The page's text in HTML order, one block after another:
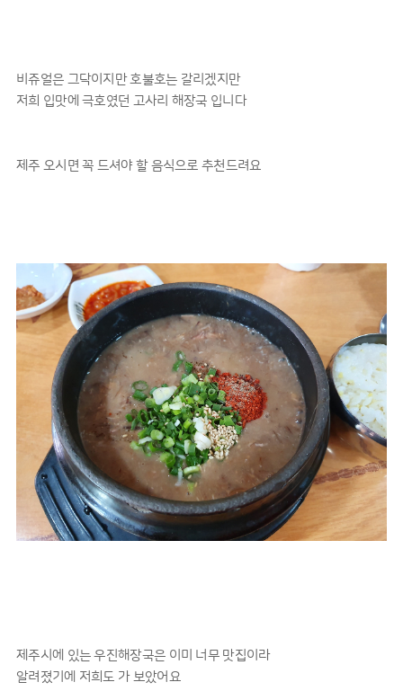
비쥬얼은 그닥이지만 호불호는 갈리겠지만
저희 입맛에 극호였던 고사리 해장국 입니다
제주 오시면 꼭 드셔야 할 음식으로 추천드려요
제주시에 있는 우진해장국은 이미 너무 맛집이라
알려졌기에 저희도 가 보았어요